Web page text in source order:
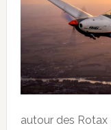
autour des